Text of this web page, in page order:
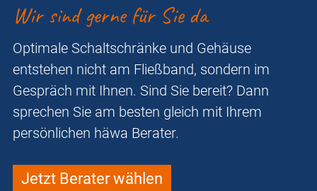
Wir sind gerne für Sie da
Optimale Schaltschränke und Gehäuse
entstehen nicht am Fließband, sondern im
Gespräch mit Ihnen. Sind Sie bereit? Dann
sprechen Sie am besten gleich mit Ihrem
persönlichen häwa Berater.
Jetzt Berater wählen